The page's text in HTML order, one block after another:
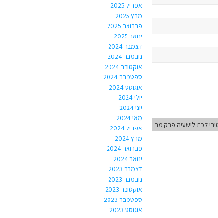
לכת לישעיה פרק מב
אפריל 2025
מרץ 2025
פברואר 2025
ינואר 2025
דצמבר 2024
נובמבר 2024
אוקטובר 2024
ספטמבר 2024
אוגוסט 2024
יולי 2024
יוני 2024
מאי 2024
אפריל 2024
מרץ 2024
פברואר 2024
ינואר 2024
דצמבר 2023
נובמבר 2023
אוקטובר 2023
ספטמבר 2023
אוגוסט 2023